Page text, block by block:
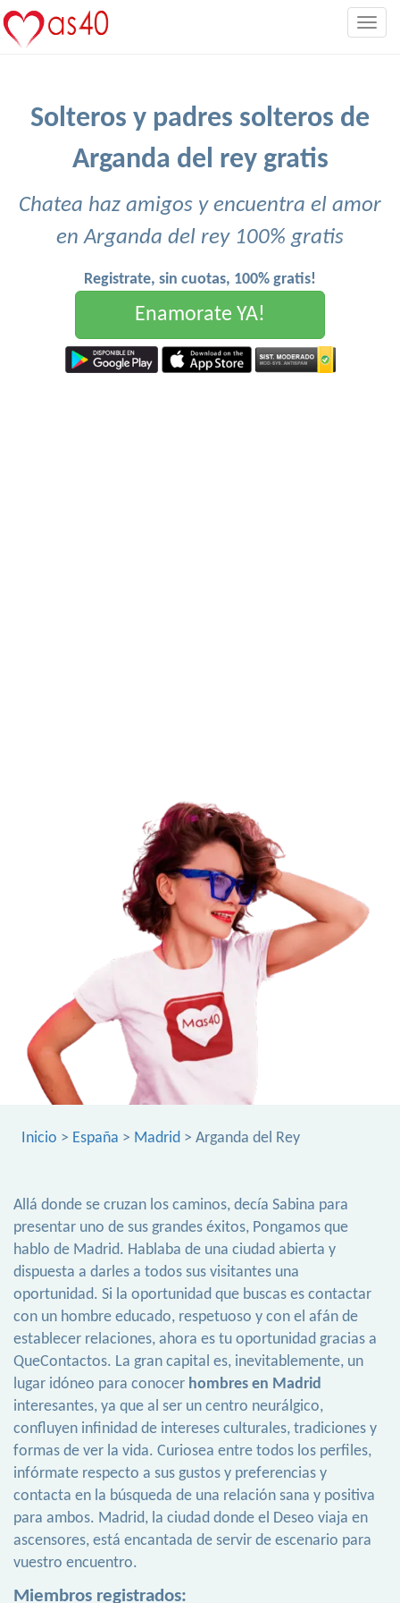
Solteros y padres solteros de
Arganda del rey gratis
Chatea haz amigos y encuentra el amor
en Arganda del rey 100% gratis
Registrate, sin cuotas, 100% gratis!
Enamorate YA!
Inicio > España > Madrid > Arganda del Rey
Allá donde se cruzan los caminos, decía Sabina para
presentar uno de sus grandes éxitos, Pongamos que
hablo de Madrid. Hablaba de una ciudad abierta y
dispuesta a darles a todos sus visitantes una
oportunidad. Si la oportunidad que buscas es contactar
con un hombre educado, respetuoso y con el afán de
establecer relaciones, ahora es tu oportunidad gracias a
QueContactos. La gran capital es, inevitablemente, un
lugar idóneo para conocer hombres en Madrid
interesantes, ya que al ser un centro neurálgico,
confluyen infinidad de intereses culturales, tradiciones y
formas de ver la vida. Curiosea entre todos los perfiles,
infórmate respecto a sus gustos y preferencias y
contacta en la búsqueda de una relación sana y positiva
para ambos. Madrid, la ciudad donde el Deseo viaja en
ascensores, está encantada de servir de escenario para
vuestro encuentro.
Miembros registrados: